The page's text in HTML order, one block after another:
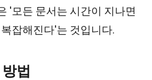
'모든 문서는 시간이 지나면
잡해진다'는 것입니다.
법